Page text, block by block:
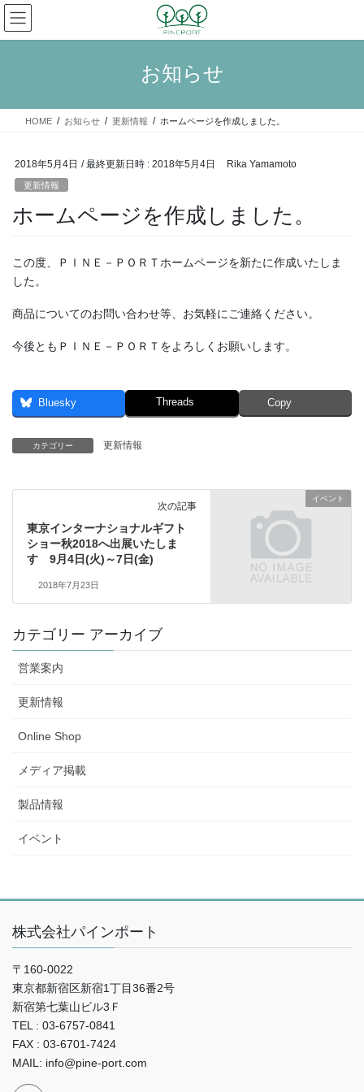
コ
ン
テ
ス
ナ
ビ
ゲ
ン
お知らせ
HOME お知らせ 更新情報 ホームページを作成しました。
2018年5月4日 / 最終更新日時 : 2018年5月4日 Rika Yamamoto
更新情報
ホームページを作成しました。
この度、ＰＩＮＥ－ＰＯＲＴホームページを新たに作成いたしま
した。
商品についてのお問い合わせ等、お気軽にご連絡ください。
今後ともＰＩＮＥ－ＰＯＲＴをよろしくお願いします。
Bluesky Threads Copy
カテゴリー 更新情報
イベント
次の記事
東京インターナショナルギフト
ショー秋2018へ出展いたしま
す 9月4日(火)～7日(金)
2018年7月23日
カテゴリー アーカイブ
営業案内
更新情報
Online Shop
メディア掲載
製品情報
イベント
株式会社パインポート
〒160-0022
東京都新宿区新宿1丁目36番2号
新宿第七葉山ビル3Ｆ
TEL : 03-6757-0841
FAX : 03-6701-7424
MAIL: info@pine-port.com